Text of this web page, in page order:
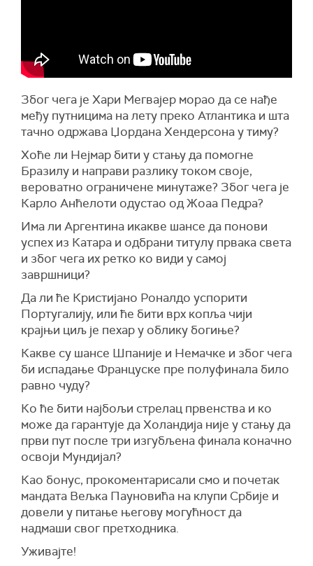
Због чега је Хари Мегвајер морао да се нађе
међу путницима на лету преко Атлантика и шта
тачно одржава Џордана Хендерсона у тиму?
Хоће ли Нејмар бити у стању да помогне
Бразилу и направи разлику током своје,
вероватно ограничене минутаже? Због чега је
Карло Анћелоти одустао од Жоаа Педра?
Има ли Аргентина икакве шансе да понови
успех из Катара и одбрани титулу првака света
и због чега их ретко ко види у самој
завршници?
Да ли ће Кристијано Роналдо успорити
Португалију, или ће бити врх копља чији
крајњи циљ је пехар у облику богиње?
Какве су шансе Шпаније и Немачке и због чега
би испадање Француске пре полуфинала било
равно чуду?
Ко ће бити најбољи стрелац првенства и ко
може да гарантује да Холандија није у стању да
први пут после три изгубљена финала коначно
освоји Мундијал?
Као бонус, прокоментарисали смо и почетак
мандата Вељка Пауновића на клупи Србије и
довели у питање његову могућност да
надмаши свог претходника.
Уживајте!